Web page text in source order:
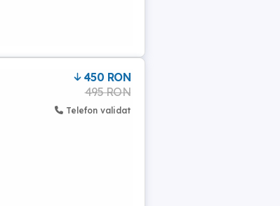
450 RON
495 RON
Telefon validat